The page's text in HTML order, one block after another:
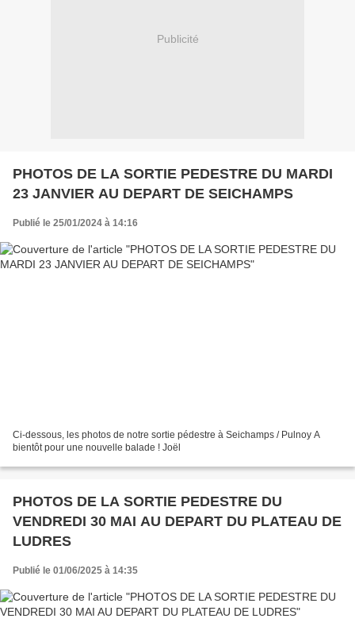
Publicité
PHOTOS DE LA SORTIE PEDESTRE DU MARDI
23 JANVIER AU DEPART DE SEICHAMPS
Publié le 25/01/2024 à 14:16
Ci-dessous, les photos de notre sortie pédestre à Seichamps / Pulnoy A
bientôt pour une nouvelle balade ! Joël
PHOTOS DE LA SORTIE PEDESTRE DU
VENDREDI 30 MAI AU DEPART DU PLATEAU DE
LUDRES
Publié le 01/06/2025 à 14:35